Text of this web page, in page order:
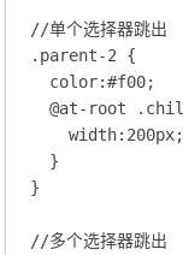
//单个选择器跳出
.parent-2 {
color:#f00;
@at-root
width: 200px;
  }
}
//多个选择器跳出